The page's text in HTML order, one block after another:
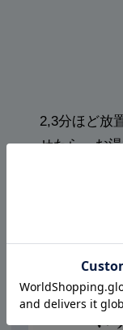
2,3分ほど放
せたら、お
まバスタブ